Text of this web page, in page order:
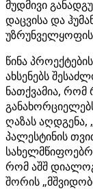
მუდმივი
დაცვისა და
უზრუნველყოფის
წინა
ახსენებს
ნათქვამია,
ღაზას აღდგენა,
პალესტინის
რომ აშშ
შორის